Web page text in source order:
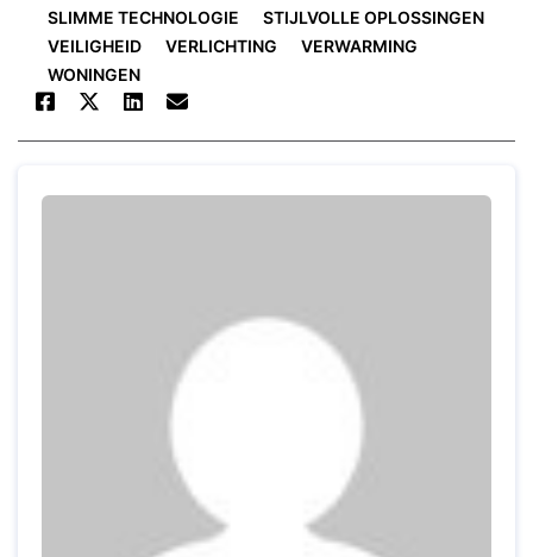
SLIMME TECHNOLOGIE
STIJLVOLLE OPLOSSINGEN
VEILIGHEID
VERLICHTING
VERWARMING
WONINGEN